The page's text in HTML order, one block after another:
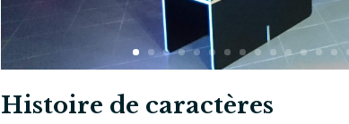
Histoire de caractères